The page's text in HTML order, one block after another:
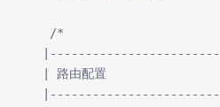
    /*
   | 路由配置